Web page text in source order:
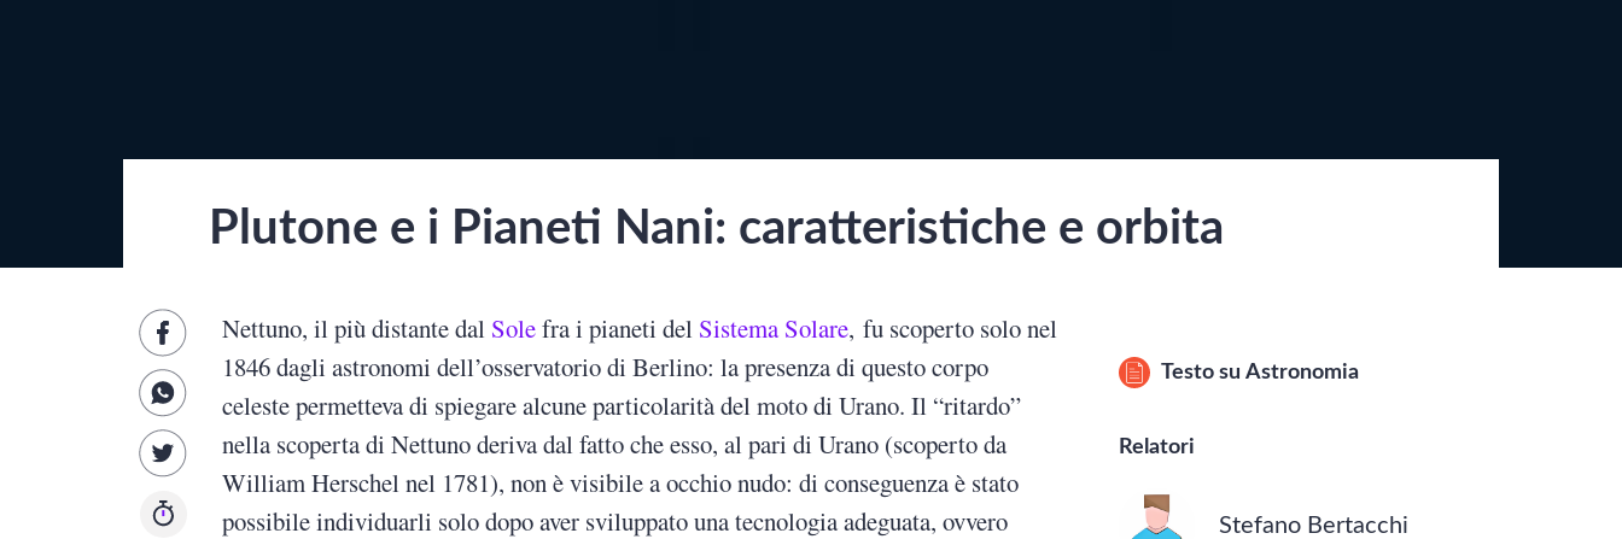
Plutone e i Pianeti Nani: caratteristiche e orbita
Nettuno, il più distante dal Solefra i pianeti del Sistema Solare, fu scoperto solo nel
1846 dagli astronomi dell’osservatorio di Berlino: la presenza di questo corpo
celeste permetteva di spiegare alcune particolarità del moto di Urano. Il “ritardo”
nella scoperta di Nettuno deriva dal fatto che esso, al pari di Urano (scoperto da
William Herschel nel 1781), non è visibile a occhio nudo: di conseguenza è stato
possibile individuarli solo dopo aver sviluppato una tecnologia adeguata, ovvero
Testo su Astronomia
Relatori
Stefano Bertacchi